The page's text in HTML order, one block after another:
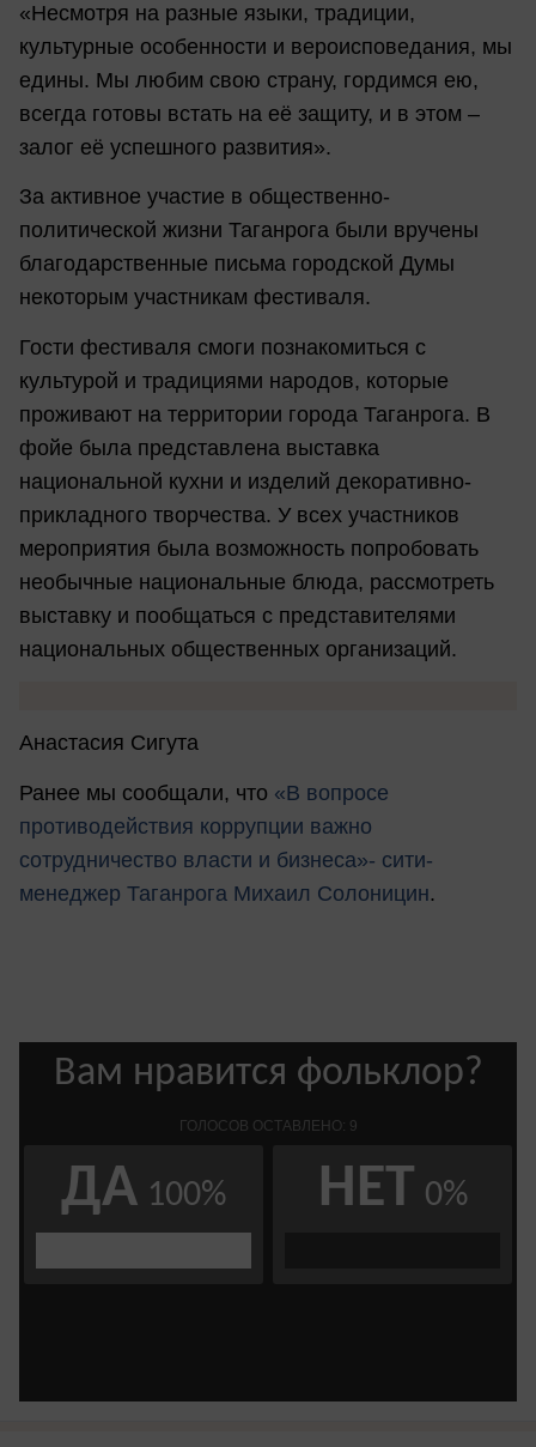
«Несмотря на разные языки, традиции,
культурные особенности и вероисповедания, мы
едины. Мы любим свою страну, гордимся ею,
всегда готовы встать на её защиту, и в этом –
залог её успешного развития».
За активное участие в общественно-
политической жизни Таганрога были вручены
благодарственные письма городской Думы
некоторым участникам фестиваля.
Гости фестиваля смоги познакомиться с
культурой и традициями народов, которые
проживают на территории города Таганрога. В
фойе была представлена выставка
национальной кухни и изделий декоративно-
прикладного творчества. У всех участников
мероприятия была возможность попробовать
необычные национальные блюда, рассмотреть
выставку и пообщаться с представителями
национальных общественных организаций.
Анастасия Сигута
Ранее мы сообщали, что «В вопросе
противодействия коррупции важно
сотрудничество власти и бизнеса»- сити-
менеджер Таганрога Михаил Солоницин.